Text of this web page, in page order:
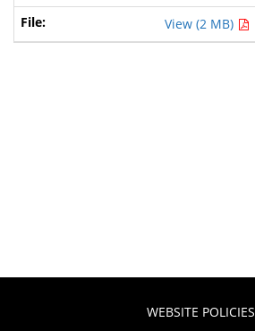
View (2 MB)
WEBSITE POLICIES